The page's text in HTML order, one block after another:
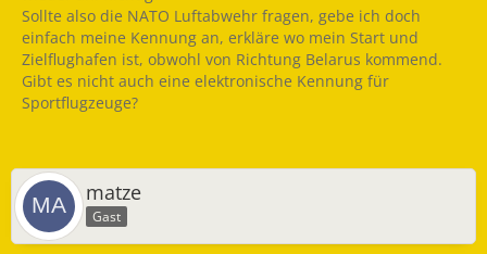
Sollte also die NATO Luftabwehr fragen, gebe ich doch
einfach meine Kennung an, erkläre wo mein Start und
Zielflughafen ist, obwohl von Richtung Belarus kommend.
Gibt es nicht auch eine elektronische Kennung für
Sportflugzeuge?
matze
Gast